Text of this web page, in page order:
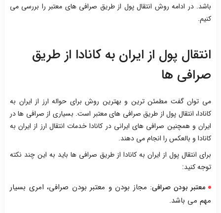
باشد. در ادامه روش انتقال پول از طریق صرافی های معتبر را بررسی می
کنیم.
انتقال پول از ایران به کانادا از طریق
صرافی ها
می توان گفت مطمئن ترین و بهترین روش برای حواله ارز از ایران به
کانادا، انتقال پول از طریق صرافی های معتبر است. بسیاری از صرافی ها در
ایران و همچنین صرافی های ایرانی در کانادا خدمات انتقال ارز از ایران به
کانادا و بالعکس را انجام می دهند.
برای انتقال پول از ایران به کانادا از طریق صرافی ها باید به این چند نکته
توجه کنید:
معتبر بودن صرافی: مجاز بودن و معتبر بودن صرافی، امری بسیار
مهم می باشد.